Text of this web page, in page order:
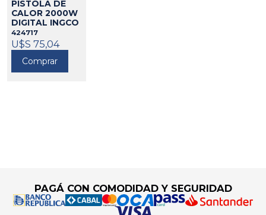
PISTOLA DE
CALOR 2000W
DIGITAL INGCO
424717
U$S 75,04
Comprar
PAGÁ CON COMODIDAD Y SEGURIDAD